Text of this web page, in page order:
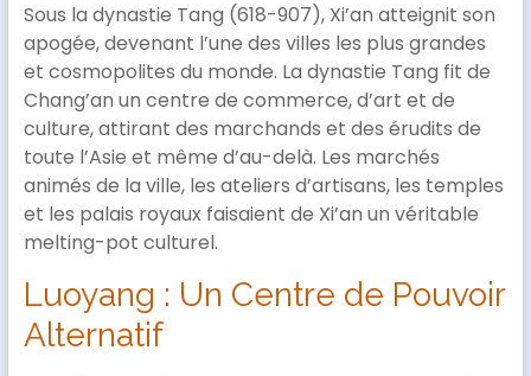
Sous la dynastie Tang (618-907), Xi’an atteignit son
apogée, devenant l’une des villes les plus grandes
et cosmopolites du monde. La dynastie Tang fit de
Chang’an un centre de commerce, d’art et de
culture, attirant des marchands et des érudits de
toute l’Asie et même d’au-delà. Les marchés
animés de la ville, les ateliers d’artisans, les temples
et les palais royaux faisaient de Xi’an un véritable
melting-pot culturel.
Luoyang : Un Centre de Pouvoir
Alternatif